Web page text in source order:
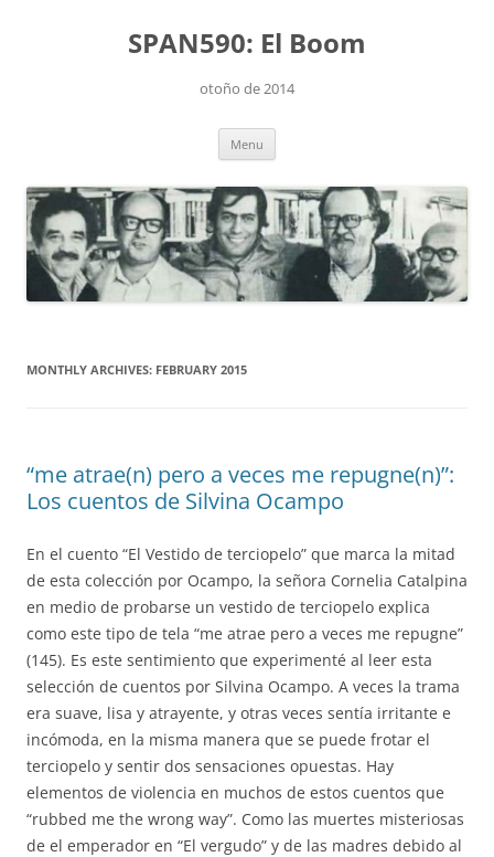
SPAN590: El Boom
otoño de 2014
Menu
MONTHLY ARCHIVES: FEBRUARY 2015
“me atrae(n) pero a veces me repugne(n)”:
Los cuentos de Silvina Ocampo
En el cuento “El Vestido de terciopelo” que marca la mitad
de esta colección por Ocampo, la señora Cornelia Catalpina
en medio de probarse un vestido de terciopelo explica
como este tipo de tela “me atrae pero a veces me repugne”
(145). Es este sentimiento que experimenté al leer esta
selección de cuentos por Silvina Ocampo. A veces la trama
era suave, lisa y atrayente, y otras veces sentía irritante e
incómoda, en la misma manera que se puede frotar el
terciopelo y sentir dos sensaciones opuestas. Hay
elementos de violencia en muchos de estos cuentos que
“rubbed me the wrong way”. Como las muertes misteriosas
de el emperador en “El vergudo” y de las madres debido al